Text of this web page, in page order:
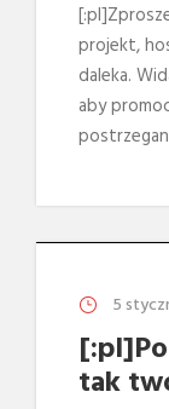
projekt,
daleka.
aby
5
tak